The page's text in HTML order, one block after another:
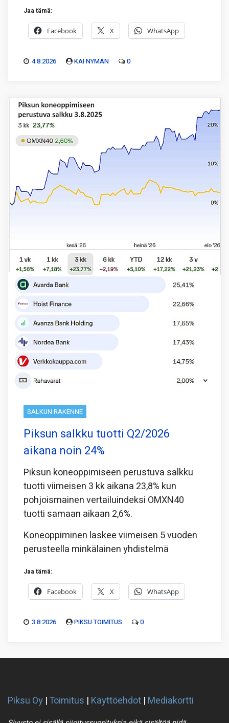
Jaa tämä:
Facebook X WhatsApp
4.8.2026 KAI NYMAN 0
SALKUN RAKENNE
Piksun salkku tuotti Q2/2026
aikana noin 24%
Piksun koneoppimiseen perustuva salkku
tuotti viimeisen 3 kk aikana 23,8% kun
pohjoismainen vertailuindeksi OMXN40
tuotti samaan aikaan 2,6%.
Koneoppiminen laskee viimeisen 5 vuoden
perusteella minkälainen yhdistelmä
Jaa tämä:
Facebook X WhatsApp
3.8.2026 PIKSU TOIMITUS 0
Piksu Oy |Toimitus | Käyttöehdot | Mediakortti